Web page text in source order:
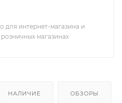
для интернет-магазина и
магазинах
НАЛИЧИЕ ОБЗОРЫ